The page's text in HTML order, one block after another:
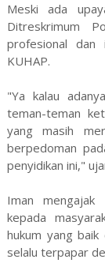
Meski ada
Ditreskrimum
profesional dan
KUHAP.
"Ya kalau
teman-teman
yang masih
berpedoman
penyidikan ini,"
Iman mengajak
kepada
hukum yang
selalu terpapar